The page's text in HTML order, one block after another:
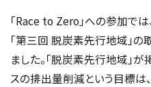
「Race to Zero」への参加で
「第三回 脱炭素先行地域」
ました。「脱炭素先行地域」
スの排出量削減という目標は